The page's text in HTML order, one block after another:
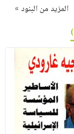
المزيد من البنود »
)